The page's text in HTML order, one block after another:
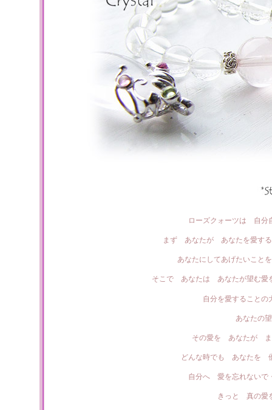
ローズクォーツは 自分
まず あなたが あなたを愛す
あなたにしてあげたいこと
そこで あなたは あなたが望む愛
自分を愛することの
あなたの
その愛を あなたが ま
どんな時でも あなたを
自分へ 愛を忘れない
きっと 真の愛